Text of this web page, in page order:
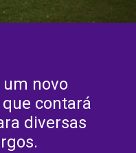
um novo
contará
diversas